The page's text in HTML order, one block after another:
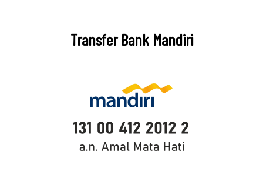
Transfer Bank Mandiri